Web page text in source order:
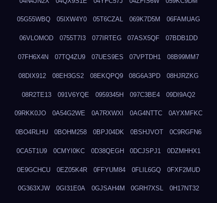
05G55WBQ 05IXW4Y0 05T6CZAL 069K7D5M 06FAMUAG
06VLOMOD 0755T7I3 077IRTEG 07ASX5QF 07BDB1DD
07FH6X4N 07TQ4ZU9 07UES9ES 07VPTDH1 08B99MM7
08DIX912 08EH3GS2 08EKQPQ9 08G6A3PD 08HJRZKG
08R2TE13 091V6YQE 0959345H 097C3BE4 09DI9AQ2
09RKK0JO 0A54G2WE 0A7RXWXI 0AG4NTTC 0AYXMFKC
0BO4RLHU 0BOHM258 0BPJ04DK 0BSHJVOT 0C9RGFN6
0CA5T1U9 0CMYI0KC 0D38QEGH 0DCJSPJ1 0DZMHHX1
0E9GCHCU 0EZ05K4R 0FFYUM84 0FLIL6GQ 0FXF2MUD
0G363XJW 0GI31E0A 0GJSAH4M 0GRH7XSL 0H17NT32